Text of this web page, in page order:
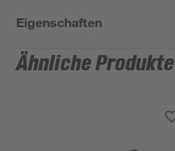
Eigenschaften
Ähnliche Produkte